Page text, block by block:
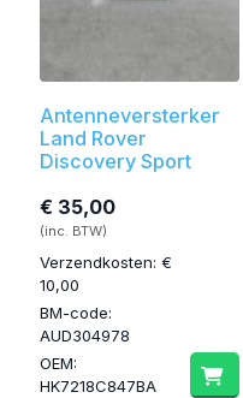
Antenneversterker
Land Rover
Discovery Sport
€ 35,00
(inc. BTW)
Verzendkosten: €
10,00
BM-code:
AUD304978
OEM:
HK7218C847BA